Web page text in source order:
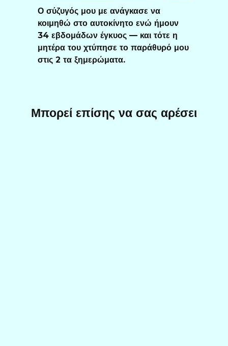
Ο σύζυγός μου με ανάγκασε να
κοιμηθώ στο αυτοκίνητο ενώ ήμουν
34 εβδομάδων έγκυος — και τότε η
μητέρα του χτύπησε το παράθυρό μου
στις 2 τα ξημερώματα.
Μπορεί επίσης να σας αρέσει